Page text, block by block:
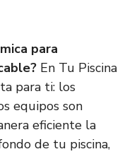
para
En Tu Piscina
para ti: los
equipos son
eficiente la
de tu piscina,